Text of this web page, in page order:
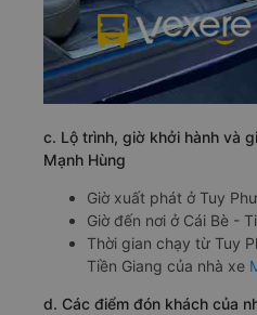
c. Lộ trình, giờ khởi hành và
Mạnh Hùng
Giờ xuất phát ở Tuy
Giờ đến nơi ở Cái Bè -
Thời gian chạy từ Tuy
Tiền Giang của nhà xe
d. Các điểm đón khách của